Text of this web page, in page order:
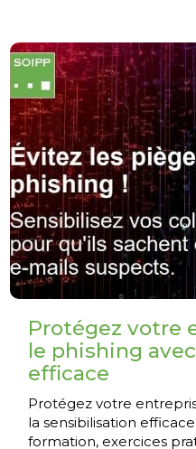
Protégez votre
le phishing
efficace
Protégez votre
la sensibilisation
formation, exercices